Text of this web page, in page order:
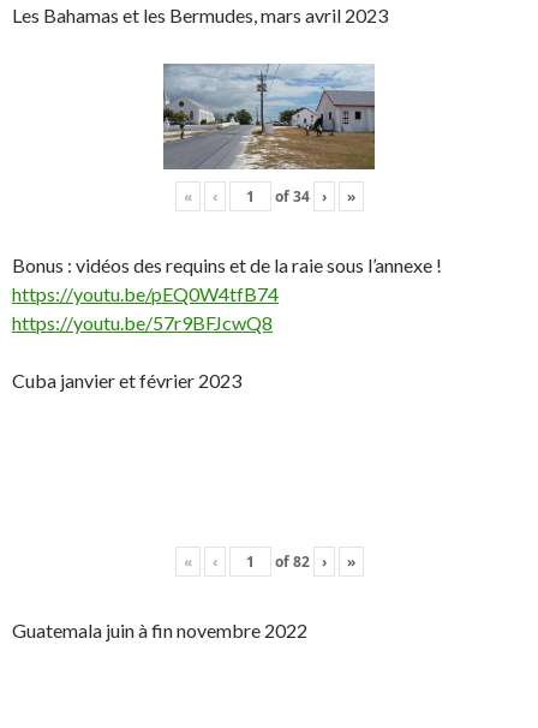
Les Bahamas et les Bermudes, mars avril 2023
« ‹ of34 › »
Bonus : vidéos des requins et de la raie sous l’annexe !
https://youtu.be/pEQ0W4tfB74
https://youtu.be/57r9BFJcwQ8
Cuba janvier et février 2023
« ‹ of82 › »
Guatemala juin à fin novembre 2022